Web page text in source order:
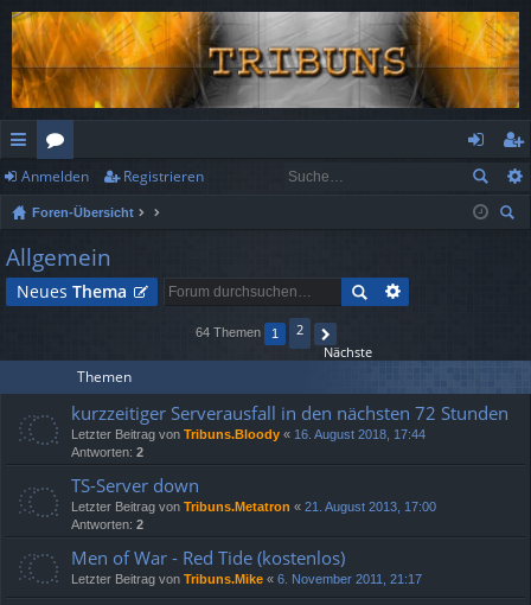
ch
ne
llz
ug
or
en
n
m
eg
ist
Anmelden Registrieren
Foren-Übersicht
Allgemein
Neues Thema
64 Themen 1
2
Nächste
Themen
kurzzeitiger Serverausfall in den nächsten 72 Stunden
Letzter Beitrag von Tribuns.Bloody « 16. August 2018, 17:44
Antworten: 2
TS-Server down
Letzter Beitrag von Tribuns.Metatron « 21. August 2013, 17:00
Antworten: 2
Men of War - Red Tide (kostenlos)
Letzter Beitrag von Tribuns.Mike « 6. November 2011, 21:17